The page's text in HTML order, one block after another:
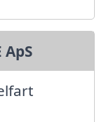
ApS